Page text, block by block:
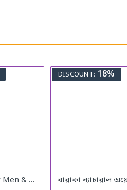
Vital Power (For Men & Woman)
DISCOUNT: 18%